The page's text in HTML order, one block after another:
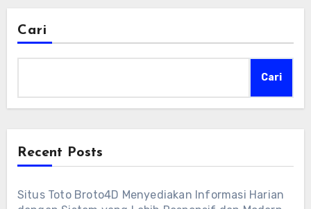
Cari
Cari
Recent Posts
Situs Toto Broto4D Menyediakan Informasi Harian